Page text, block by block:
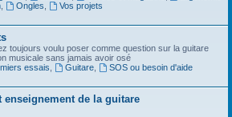
Ongles
Vos projets
toujours voulu poser comme question sur la guitare
musicale sans jamais avoir osé
essais Guitare,
SOS ou besoin d'aide
enseignement de la guitare